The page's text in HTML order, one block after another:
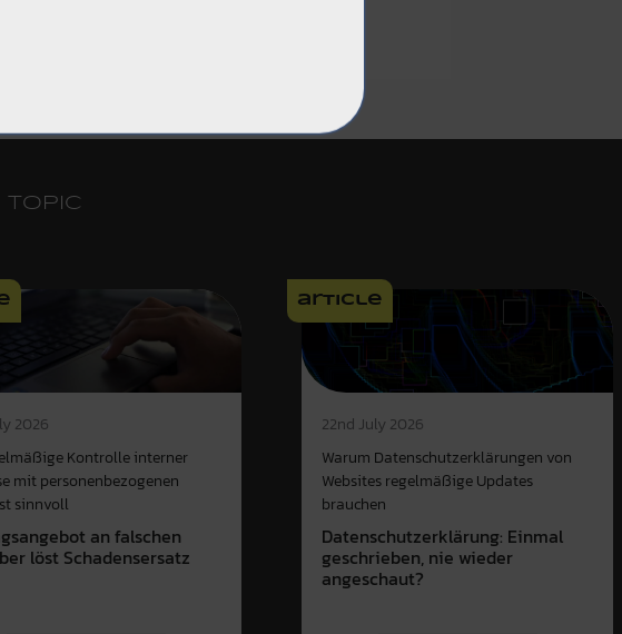
topic
2026
Kontrolle interner
mit personenbezogenen
sinnvoll
an falschen
löst Schadensersatz
article
22nd July 2026
Warum Datenschutzerklärungen von
Websites regelmäßige Updates
brauchen
Datenschutzerklärung: Einmal
geschrieben, nie wieder
angeschaut?